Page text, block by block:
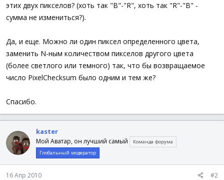
этих двух пикселов? (хоть так "В"-"R", хоть так "R"-"В" -
сумма не измениться?).
Да, и еще. Можно ли один пиксел определенного цвета,
заменить N-ным количеством пикселов другого цвета
(более светлого или темного) так, что бы возвращаемое
число PixelChecksum было одним и тем же?
Спасибо.
kaster
Мой Аватар, он лучший самый
Команда форума
Глобальный модератор
16 Апр 2010 #2